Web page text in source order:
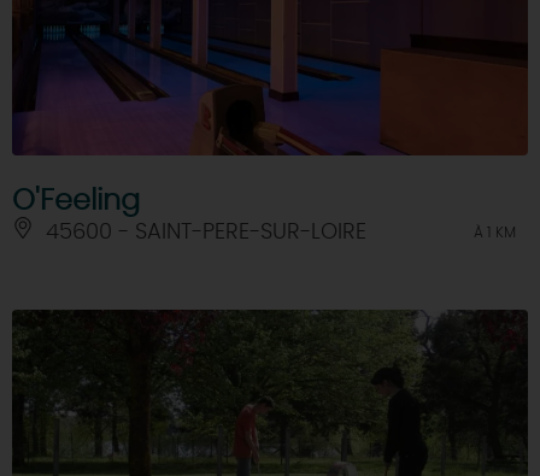
O'Feeling
45600 - SAINT-PERE-SUR-LOIRE À 1 KM